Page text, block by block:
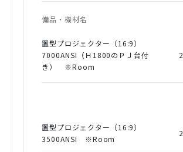
備品・機材名
置型プロジェクター（16:9）
7000ANSI（Ｈ1800のＰＪ台付
き） ※Room
置型プロジェクター（16:9）
3500ANSI ※Room